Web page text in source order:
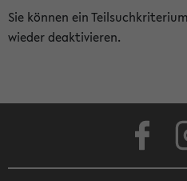
Sie können ein
wieder deaktivieren.